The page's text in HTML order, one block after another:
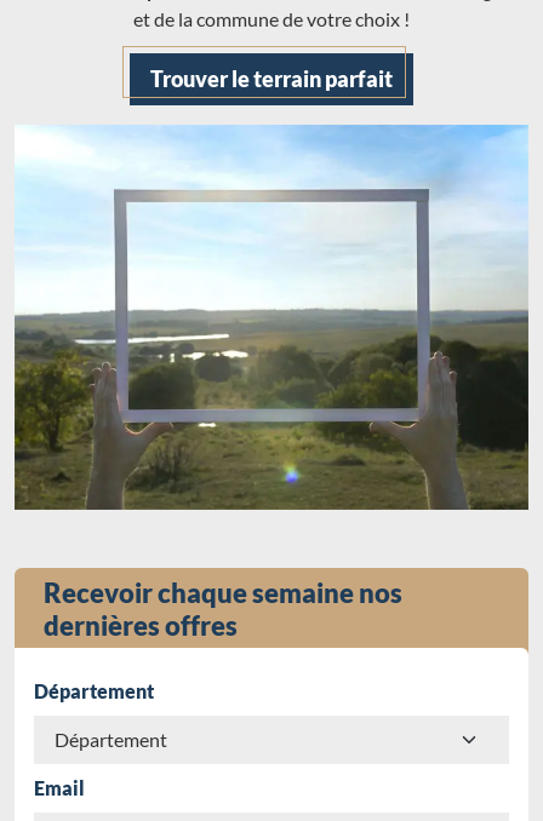
et de la commune de votre choix !
Trouver le terrain parfait
Recevoir chaque semaine nos
dernières offres
Département
Email